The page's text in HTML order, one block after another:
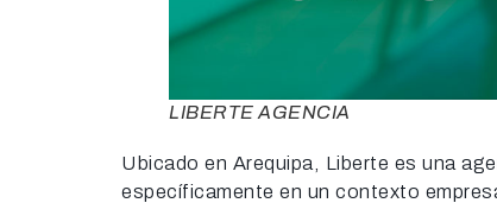
LIBERTE AGENCIA
Ubicado en Arequipa, Liberte es una
específicamente en un contexto